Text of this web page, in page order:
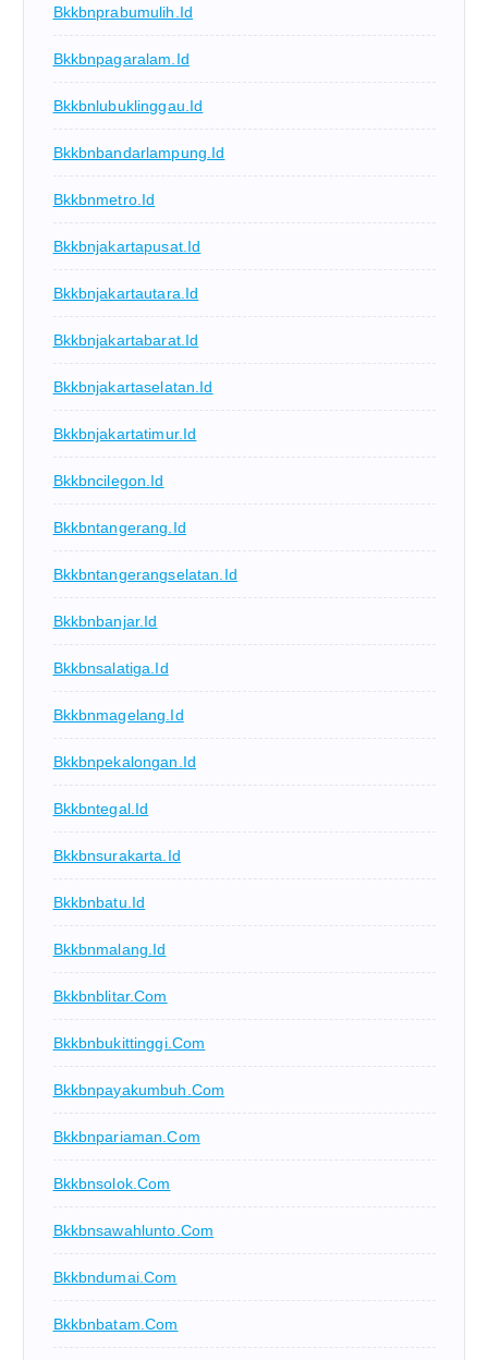
Bkkbnprabumulih.id
Bkkbnpagaralam.id
Bkkbnlubuklinggau.id
Bkkbnbandarlampung.id
Bkkbnmetro.id
Bkkbnjakartapusat.id
Bkkbnjakartautara.id
Bkkbnjakartabarat.id
Bkkbnjakartaselatan.id
Bkkbnjakartatimur.id
Bkkbncilegon.id
Bkkbntangerang.id
Bkkbntangerangselatan.id
Bkkbnbanjar.id
Bkkbnsalatiga.id
Bkkbnmagelang.id
Bkkbnpekalongan.id
Bkkbntegal.id
Bkkbnsurakarta.id
Bkkbnbatu.id
Bkkbnmalang.id
Bkkbnblitar.com
Bkkbnbukittinggi.com
Bkkbnpayakumbuh.com
Bkkbnpariaman.com
Bkkbnsolok.com
Bkkbnsawahlunto.com
Bkkbndumai.com
Bkkbnbatam.com